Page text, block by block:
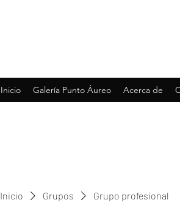
Inicio Galería Punto Áureo Acerca de
Inicio Grupos Grupo profesional